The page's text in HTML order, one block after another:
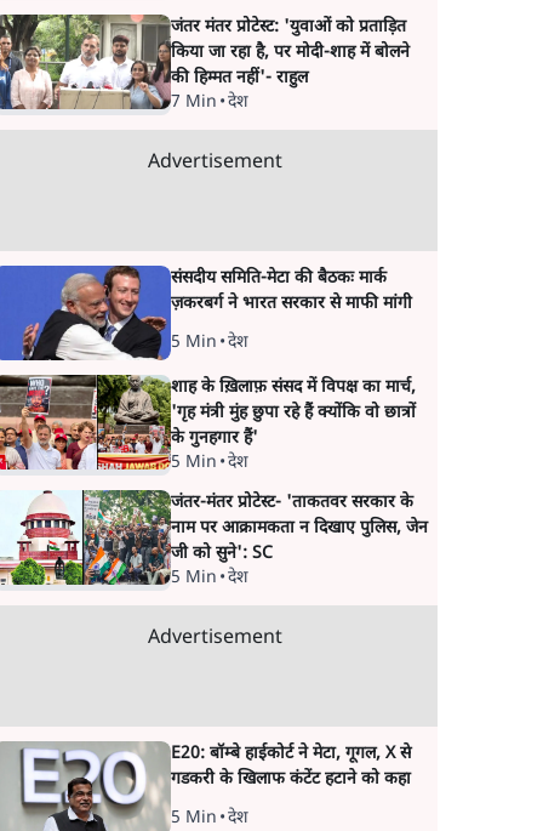
जंतर मंतर प्रोटेस्ट: 'युवाओं को प्रताड़ित
किया जा रहा है, पर मोदी-शाह में बोलने
की हिम्मत नहीं'- राहुल
7 Min •देश
Advertisement
संसदीय समिति-मेटा की बैठकः मार्क
ज़करबर्ग ने भारत सरकार से माफी मांगी
5 Min •देश
शाह के ख़िलाफ़ संसद में विपक्ष का मार्च,
'गृह मंत्री मुंह छुपा रहे हैं क्योंकि वो छात्रों
के गुनहगार हैं'
5 Min •देश
जंतर-मंतर प्रोटेस्ट- 'ताकतवर सरकार के
नाम पर आक्रामकता न दिखाए पुलिस, जेन
जी को सुने': SC
5 Min •देश
Advertisement
E20: बॉम्बे हाईकोर्ट ने मेटा, गूगल, X से
गडकरी के खिलाफ कंटेंट हटाने को कहा
5 Min •देश